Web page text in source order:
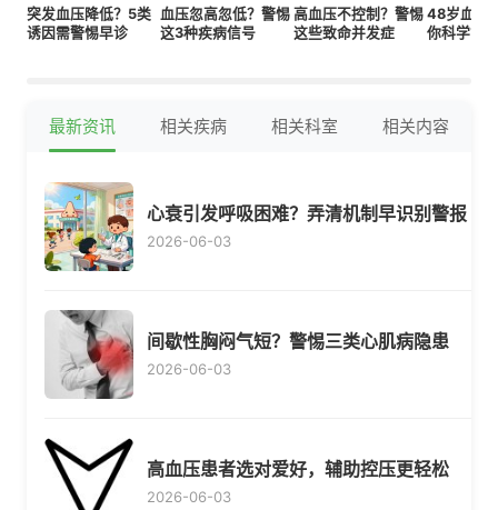
突发血压降低？5类
诱因需警惕早诊
血压忽高忽低？警惕
这3种疾病信号
高血压不控制？警惕
这些致命并发症
48岁血压
你科学管
最新资讯 相关疾病 相关科室 相关内容
心衰引发呼吸困难？弄清机制早识别警报
2026-06-03
间歇性胸闷气短？警惕三类心肌病隐患
2026-06-03
高血压患者选对爱好，辅助控压更轻松
2026-06-03